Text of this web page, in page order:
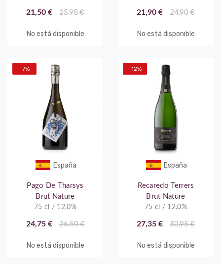
21,50 € 25,95 €
No está disponible
21,90 € 24,90 €
No está disponible
España
-7%
Pago De Tharsys
Brut Nature
75 cl / 12.0%
24,75 € 26,50 €
No está disponible
España
-12%
Recaredo Terrers
Brut Nature
75 cl / 12.0%
27,35 € 30,95 €
No está disponible